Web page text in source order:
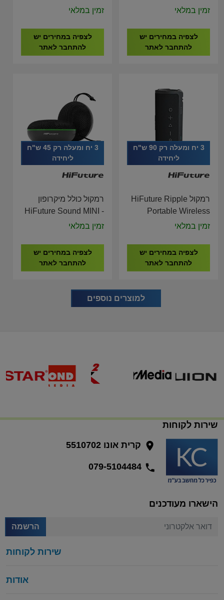
Bluetooth Blue
זמין במלאי
לצפיה במחירים יש
להתחבר לאתר
Bluetooth Red Speaker
זמין במלאי
לצפיה במחירים יש
להתחבר לאתר
3 יח ומעלה רק 90 ש"ח
ליחידה
רמקול HiFuture Ripple
Portable Wireless
Bluetooth Black
זמין במלאי
לצפיה במחירים יש
להתחבר לאתר
3 יח ומעלה רק 45 ש"ח
ליחידה
רמקול כולל מיקרופון
HiFuture Sound MINI -
Bluetooth Speaker
זמין במלאי
לצפיה במחירים יש
להתחבר לאתר
למוצרים נוספים
שירות לקוחות
קרית אונו 5510702
הישארו מעודכנים
דואר אלקטרוני הרשמה
שירות לקוחות
אודות